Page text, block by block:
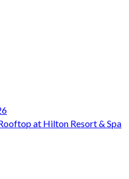
at Hilton Resort & Spa